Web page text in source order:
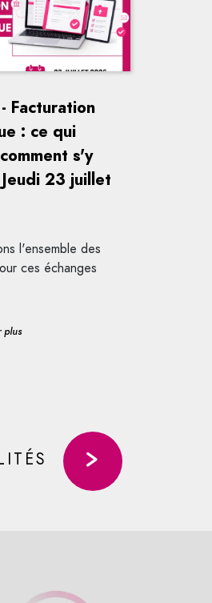
Facturation
: ce qui
s'y
23 juillet
l'ensemble des
ces échanges
plus